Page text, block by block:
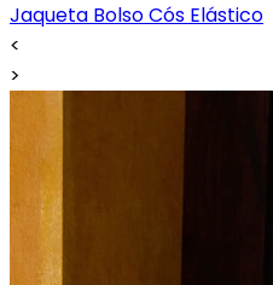
Jaqueta Bolso Cós Elástico
<
>